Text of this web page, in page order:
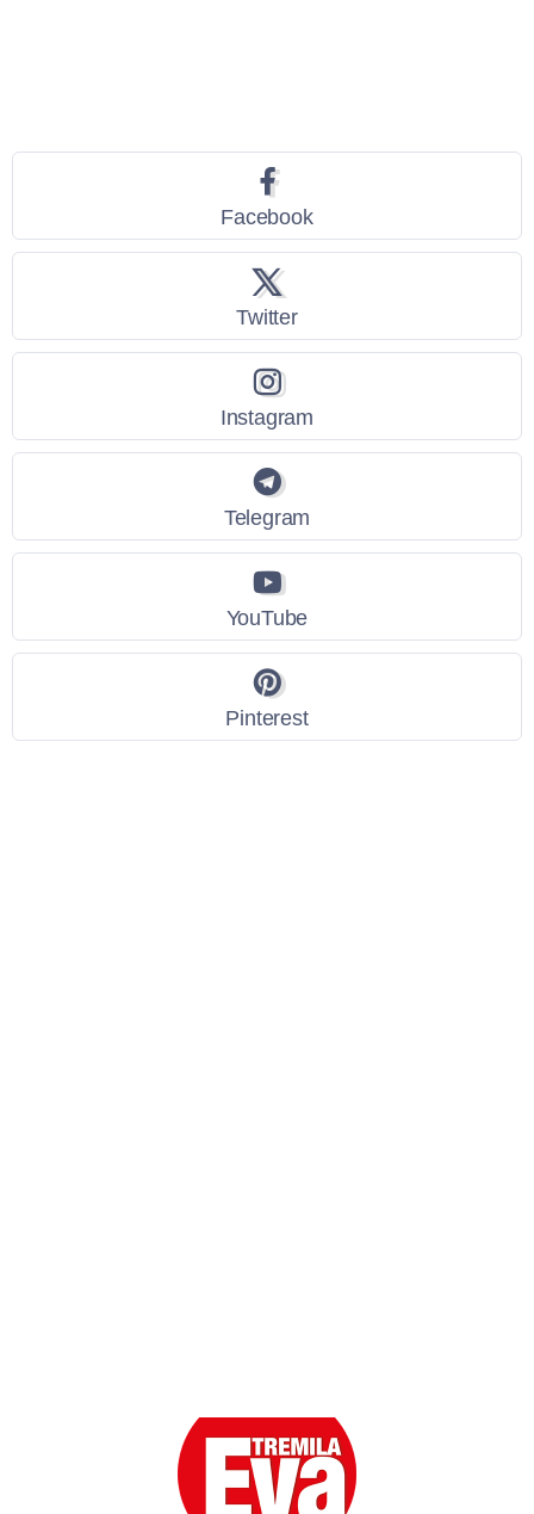
Facebook
Twitter
Instagram
Telegram
YouTube
Pinterest